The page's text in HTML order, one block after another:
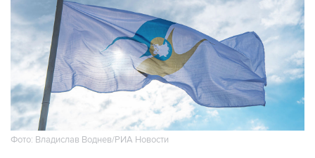
Фото: Владислав Воднев/РИА Новости